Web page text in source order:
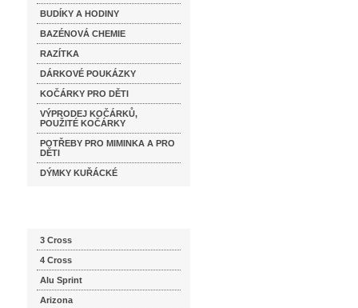
BUDÍKY A HODINY
BAZÉNOVÁ CHEMIE
RAZÍTKA
DÁRKOVÉ POUKÁZKY
KOČÁRKY PRO DĚTI
VÝPRODEJ KOČÁRKŮ,
POUŽITÉ KOČÁRKY
POTŘEBY PRO MIMINKA A PRO
DĚTI
DÝMKY KUŘÁCKÉ
3 Cross
4 Cross
Alu Sprint
Arizona